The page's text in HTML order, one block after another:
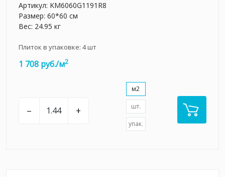
Артикул: KM6060G1191R8
Размер: 60*60 см
Вес: 24.95 кг
Плиток в упаковке: 4шт
1 708 руб./м2
– +
м2
шт.
упак.